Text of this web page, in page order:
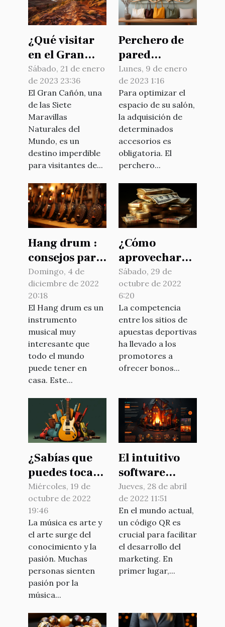
¿Qué visitar
en el Gran
Cañón ?
Sábado, 21 de enero
de 2023 23:36
El Gran Cañón, una
de las Siete
Maravillas
Naturales del
Mundo, es un
destino imperdible
para visitantes de...
Perchero de
pared
minimalista
de madera:
¿por qué
optar por este
accesorio?
Lunes, 9 de enero
de 2023 1:16
Para optimizar el
espacio de su salón,
la adquisición de
determinados
accesorios es
obligatoria. El
perchero...
Hang drum :
consejos para
una buena
elección
Domingo, 4 de
diciembre de 2022
20:18
El Hang drum es un
instrumento
musical muy
interesante que
todo el mundo
puede tener en
casa. Este...
¿Cómo
aprovechar
los bonos de
los sitios de
apuestas
deportivas?
Sábado, 29 de
octubre de 2022
6:20
La competencia
entre los sitios de
apuestas deportivas
ha llevado a los
promotores a
ofrecer bonos...
¿Sabías que
puedes tocar
la guitarra?
Miércoles, 19 de
octubre de 2022
19:46
La música es arte y
el arte surge del
conocimiento y la
pasión. Muchas
personas sienten
pasión por la
música...
El intuitivo
software
gratuito de
creación de
códigos QR
online
Jueves, 28 de abril
de 2022 11:51
En el mundo actual,
un código QR es
crucial para facilitar
el desarrollo del
marketing. En
primer lugar,...